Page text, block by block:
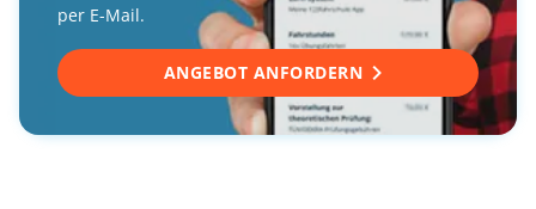
per E-Mail.
ANGEBOT ANFORDERN